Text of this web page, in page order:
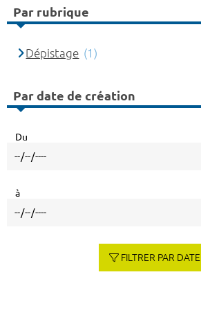
Par rubrique
Dépistage (1)
Par date de création
Du
à
FILTRER PAR DATE